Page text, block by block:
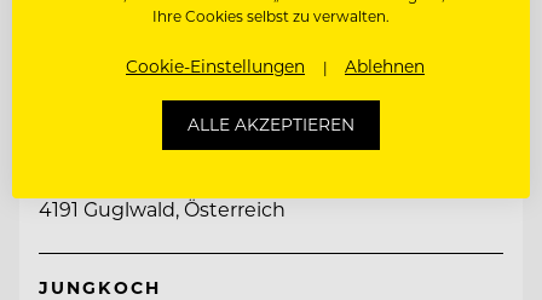
Hotel Guglwald
4191 Guglwald, Österreich
JUNGKOCH
Ihre Cookies selbst zu verwalten.
Cookie-Einstellungen Ablehnen
ALLE AKZEPTIEREN